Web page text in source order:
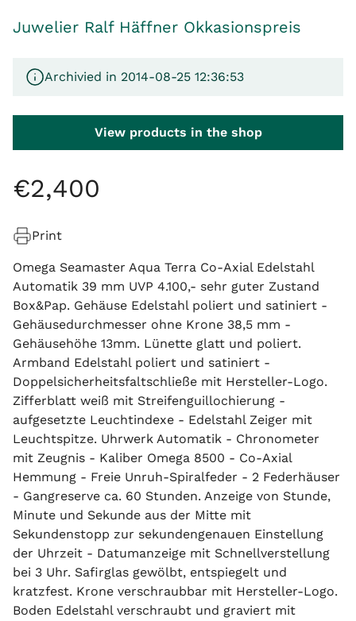
Juwelier Ralf Häffner Okkasionspreis
Archivied in 2014-08-25 12:36:53
View products in the shop
€2,400
Print
Omega Seamaster Aqua Terra Co-Axial Edelstahl
Automatik 39 mm UVP 4.100,- sehr guter Zustand
Box&Pap. Gehäuse Edelstahl poliert und satiniert -
Gehäusedurchmesser ohne Krone 38,5 mm -
Gehäusehöhe 13mm. Lünette glatt und poliert.
Armband Edelstahl poliert und satiniert -
Doppelsicherheitsfaltschließe mit Hersteller-Logo.
Zifferblatt weiß mit Streifenguillochierung -
aufgesetzte Leuchtindexe - Edelstahl Zeiger mit
Leuchtspitze. Uhrwerk Automatik - Chronometer
mit Zeugnis - Kaliber Omega 8500 - Co-Axial
Hemmung - Freie Unruh-Spiralfeder - 2 Federhäuser
- Gangreserve ca. 60 Stunden. Anzeige von Stunde,
Minute und Sekunde aus der Mitte mit
Sekundenstopp zur sekundengenauen Einstellung
der Uhrzeit - Datumanzeige mit Schnellverstellung
bei 3 Uhr. Safirglas gewölbt, entspiegelt und
kratzfest. Krone verschraubbar mit Hersteller-Logo.
Boden Edelstahl verschraubt und graviert mit